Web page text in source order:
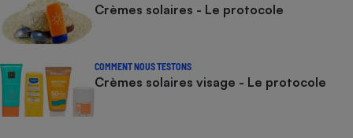
Crèmes solaires - Le protocole
COMMENT NOUS TESTONS
Crèmes solaires visage - Le protocole